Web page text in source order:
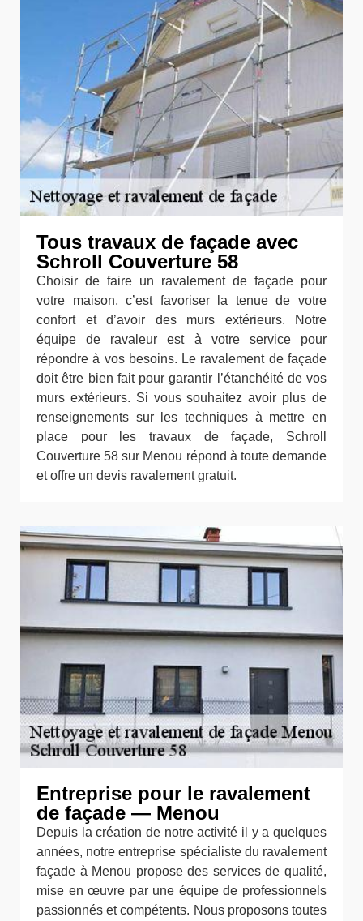
Tous travaux de façade avec
Schroll Couverture 58
Choisir de faire un ravalement de façade pour
votre maison, c’est favoriser la tenue de votre
confort et d’avoir des murs extérieurs. Notre
équipe de ravaleur est à votre service pour
répondre à vos besoins. Le ravalement de façade
doit être bien fait pour garantir l’étanchéité de vos
murs extérieurs. Si vous souhaitez avoir plus de
renseignements sur les techniques à mettre en
place pour les travaux de façade, Schroll
Couverture 58 sur Menou répond à toute demande
et offre un devis ravalement gratuit.
Entreprise pour le ravalement
de façade — Menou
Depuis la création de notre activité il y a quelques
années, notre entreprise spécialiste du ravalement
façade à Menou propose des services de qualité,
mise en œuvre par une équipe de professionnels
passionnés et compétents. Nous proposons toutes